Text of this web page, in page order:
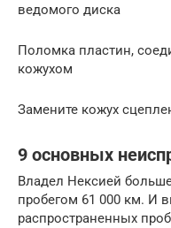
ведомого диска
Поломка пластин,
кожухом
Замените кожух
9 основных
Владел Нексией
пробегом 61 000 км. И
распространенных